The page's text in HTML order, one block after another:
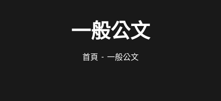
一般公文
首頁 一般公文